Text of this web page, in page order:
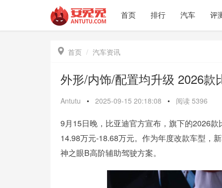
首页 排行 汽车 评
 首页 汽车资讯
外形/内饰/配置均升级 2026
Antutu • 2025-09-15 20:18:08 • 阅读 5396
9月15日晚，比亚迪官方宣布，旗下的2026
14.98万元-18.68万元。作为年度改款车型，
神之眼B高阶辅助驾驶方案。